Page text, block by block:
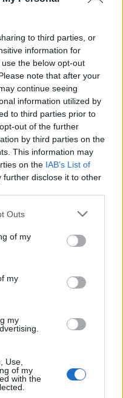
to third parties, or
information for
the below opt-out
note that after your
continue seeing
information utilized by
to third parties prior to
out of the further
by third parties on the
This information may
on the IAB’s List of
further disclose it to other
one or more Google
You may click to
its third-party tags to
in below Google
Outs
of my
my
my
Use,
of my
with the
και παραδοσιακά
πιάτο. Οι πρώτες
τη Βραζιλία και την
καταλήγουν σε